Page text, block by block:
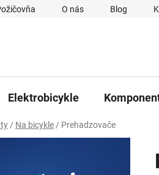
O nás Blog
Elektrobicykle
/ Na bicykle / Prehadzovače